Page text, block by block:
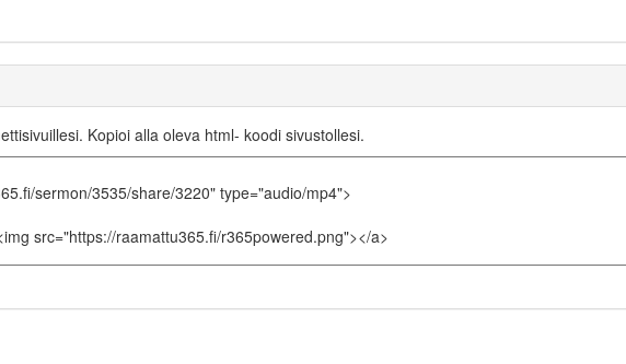
Kopioi alla oleva html- koodi sivustollesi.